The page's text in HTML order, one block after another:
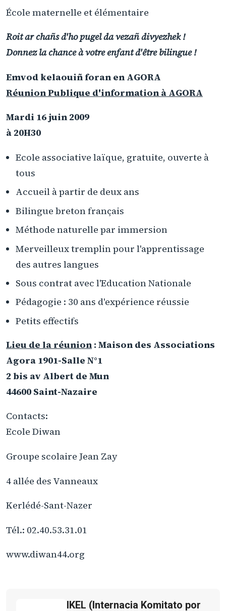
École maternelle et élémentaire
Roit ar chañs d'ho pugel da vezañ divyezhek !
Donnez la chance à votre enfant d'être bilingue !
Emvod kelaouiñ foran en AGORA
Réunion Publique d'information à AGORA
Mardi 16 juin 2009
à 20H30
Ecole associative laïque, gratuite, ouverte à
tous
Accueil à partir de deux ans
Bilingue breton français
Méthode naturelle par immersion
Merveilleux tremplin pour l'apprentissage
des autres langues
Sous contrat avec l'Education Nationale
Pédagogie : 30 ans d'expérience réussie
Petits effectifs
Lieu de la réunion : Maison des Associations
Agora 1901-Salle N°1
2 bis av Albert de Mun
44600 Saint-Nazaire
Contacts:
Ecole Diwan
Groupe scolaire Jean Zay
4 allée des Vanneaux
Kerlédé-Sant-Nazer
Tél.: 02.40.53.31.01
www.diwan44.org
IKEL (Internacia Komitato por